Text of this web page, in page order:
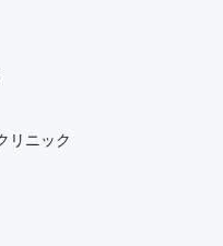
リニック